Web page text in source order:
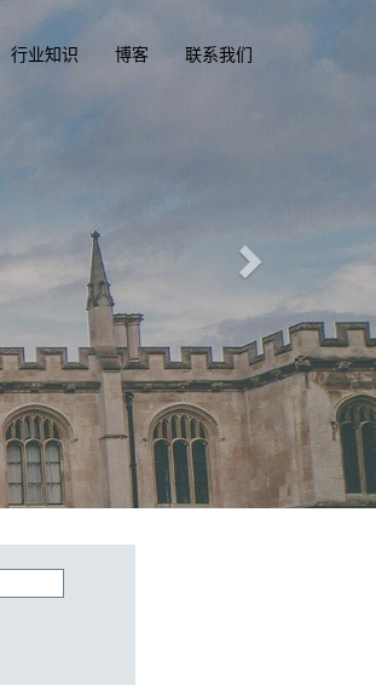
行业知识 博客 联系我们
部
一
照，驾驶执照
照